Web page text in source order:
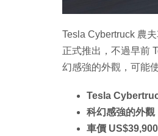
Tesla Cybertruck 農
正式推出，不過早前
幻感強的外觀，可能
Tesla
科幻感強的外
車價